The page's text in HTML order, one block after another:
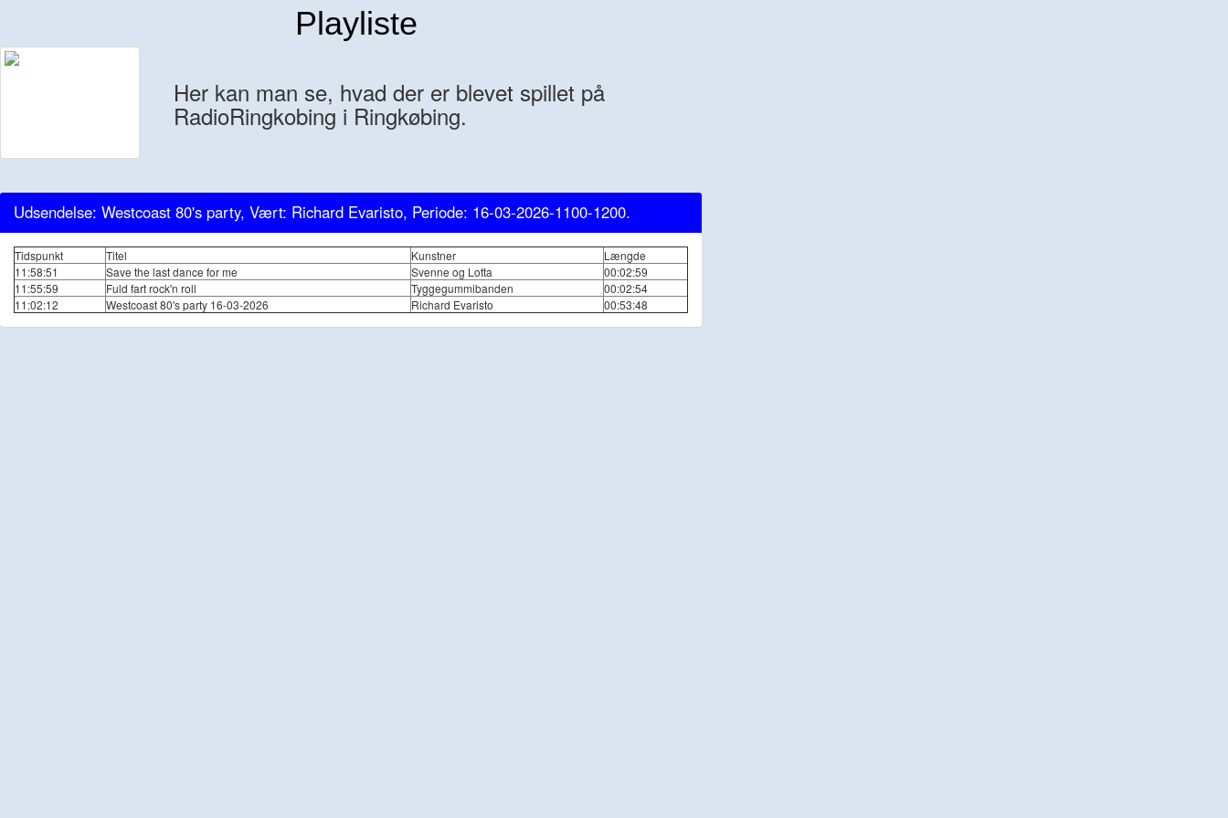
Playliste
Her kan man se, hvad der er blevet spillet på
RadioRingkobing i Ringkøbing.
Udsendelse: Westcoast 80's party, Vært: Richard Evaristo, Periode: 16-03-2026-1100-1200.
Tidspunkt Titel Kunstner
Længde
11:58:51
Save the last dance for me Svenne og Lotta
00:02:59
11:55:59
Fuld fart rock'n roll Tyggegummibanden
00:02:54
11:02:12
Westcoast 80's party 16-03-2026 Richard Evaristo 00:53:48